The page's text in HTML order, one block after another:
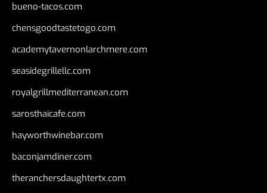
bueno-tacos.com
chensgoodtastetogo.com
academytavernonlarchmere.com
seasidegrillellc.com
royalgrillmediterranean.com
sarosthaicafe.com
hayworthwinebar.com
baconjamdiner.com
theranchersdaughtertx.com